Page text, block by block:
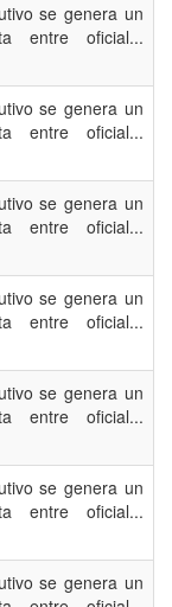
se genera un
entre oficial...
se genera un
entre oficial...
se genera un
entre oficial...
se genera un
entre oficial...
se genera un
entre oficial...
se genera un
entre oficial...
se genera un